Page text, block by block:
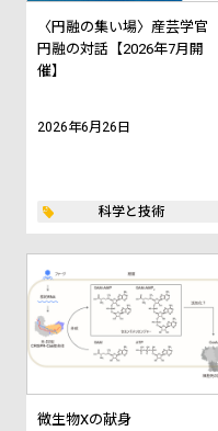
〈円融の集い場〉産芸学官
円融の対話【2026年7月開
催】
2026年6月26日
科学と技術
微生物Xの献身